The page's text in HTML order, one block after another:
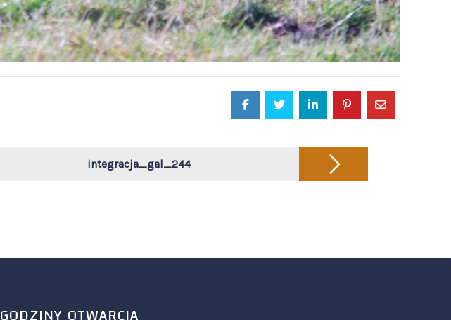
integracja_gal_244